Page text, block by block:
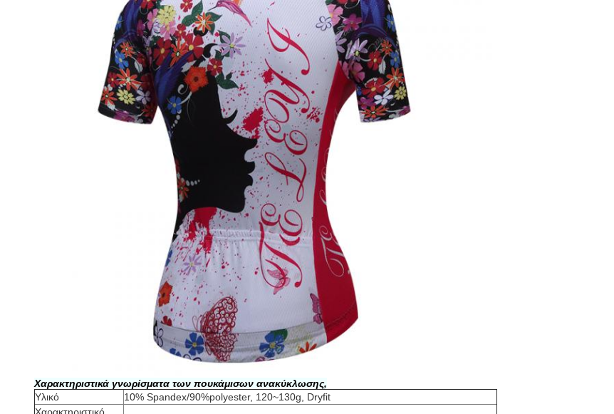
Χαρακτηριστικά γνωρίσματα των πουκάμισων ανακύκλωσης,
Υλικό
10% Spandex/90%polyester, 120~130g, Dryfit